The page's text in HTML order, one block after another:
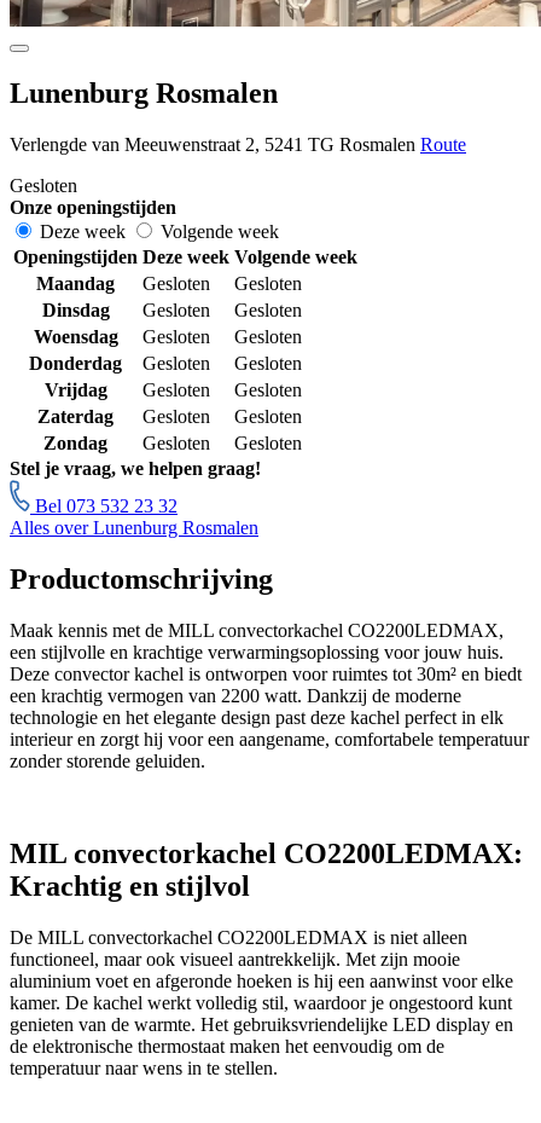
Lunenburg Rosmalen
Verlengde van Meeuwenstraat 2, 5241 TG Rosmalen Route
Gesloten
Onze openingstijden
Deze week
Volgende week
Openingstijden Deze week Volgende week
Maandag
Gesloten
Gesloten
Dinsdag
Gesloten
Gesloten
Woensdag
Gesloten
Gesloten
Donderdag
Gesloten
Gesloten
Vrijdag
Gesloten
Gesloten
Zaterdag
Gesloten
Gesloten
Zondag
Gesloten
Gesloten
Stel je vraag, we helpen graag!
Bel 073 532 23 32
Alles over Lunenburg Rosmalen
Productomschrijving
Maak kennis met de MILL convectorkachel CO2200LEDMAX,
een stijlvolle en krachtige verwarmingsoplossing voor jouw huis.
Deze convector kachel is ontworpen voor ruimtes tot 30m² en biedt
een krachtig vermogen van 2200 watt. Dankzij de moderne
technologie en het elegante design past deze kachel perfect in elk
interieur en zorgt hij voor een aangename, comfortabele temperatuur
zonder storende geluiden.
MIL convectorkachel CO2200LEDMAX:
Krachtig en stijlvol
De MILL convectorkachel CO2200LEDMAX is niet alleen
functioneel, maar ook visueel aantrekkelijk. Met zijn mooie
aluminium voet en afgeronde hoeken is hij een aanwinst voor elke
kamer. De kachel werkt volledig stil, waardoor je ongestoord kunt
genieten van de warmte. Het gebruiksvriendelijke LED display en
de elektronische thermostaat maken het eenvoudig om de
temperatuur naar wens in te stellen.